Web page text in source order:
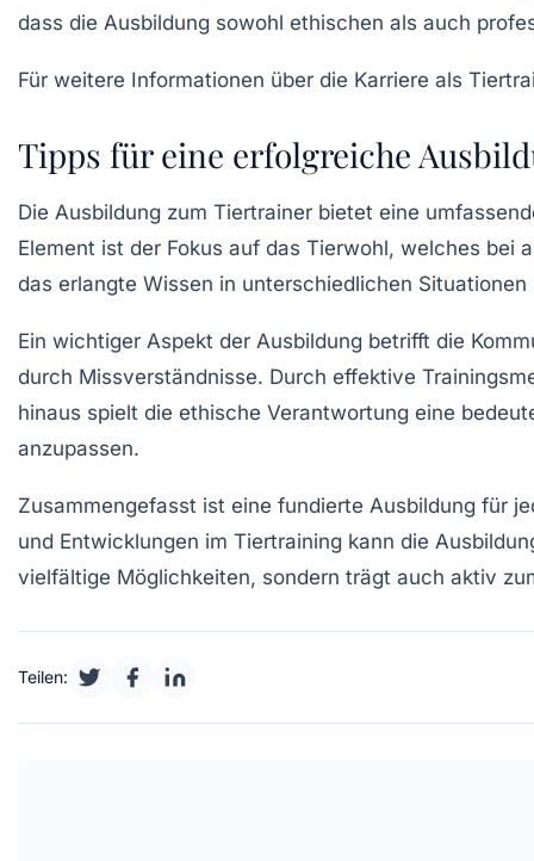
dass die Ausbildung sowohl ethischen als auch
Für weitere Informationen über die Karriere als
Tipps für eine erfolgreiche
Die Ausbildung zum Tiertrainer bietet eine
Element ist der Fokus auf das Tierwohl, welches bei
das erlangte Wissen in unterschiedlichen
Ein wichtiger Aspekt der Ausbildung betrifft die
durch Missverständnisse. Durch effektive
hinaus spielt die ethische Verantwortung eine
anzupassen.
Zusammengefasst ist eine fundierte Ausbildung für
und Entwicklungen im Tiertraining kann die
vielfältige Möglichkeiten, sondern trägt auch aktiv
Teilen: